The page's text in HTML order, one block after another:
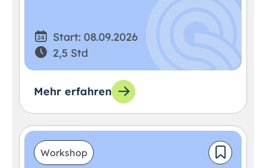
Start: 08.09.2026
2,5 Std
Mehr erfahren
Workshop